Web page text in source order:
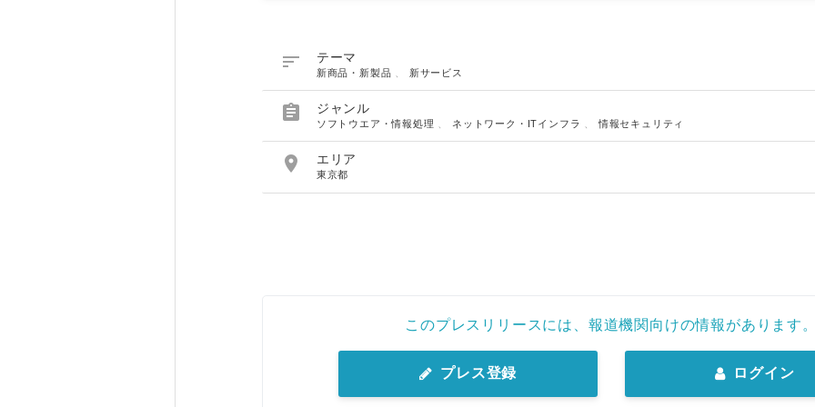
 テーマ
新商品・新製品 新サービス
 ジャンル
ソフトウエア・情報処理 ネットワーク・ITインフラ 、情報セキュリティ
 エリア
東京都
このプレスリリースには、報道機関向けの情報があります
プレス登録 ログイン